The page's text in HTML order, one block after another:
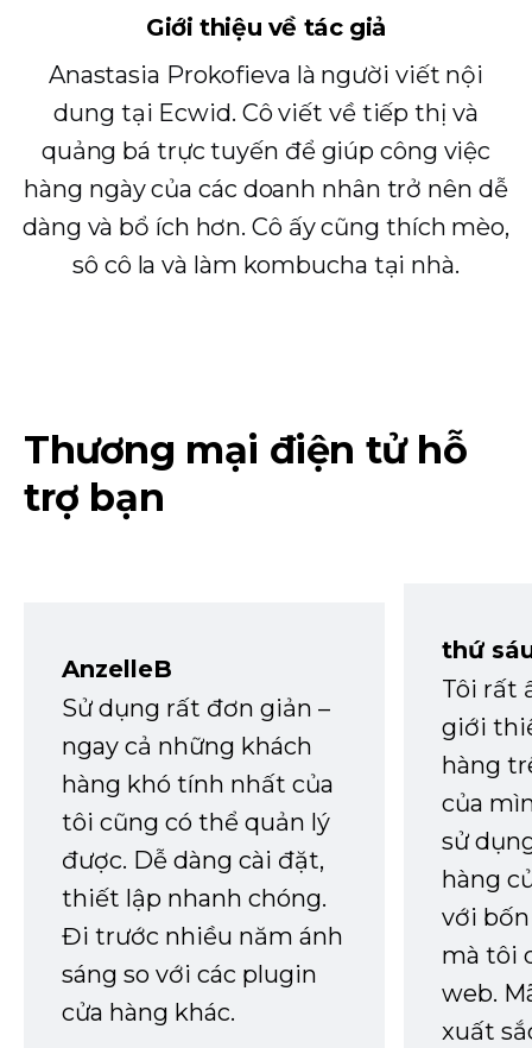
Giới thiệu về tác giả
Anastasia Prokofieva là người viết nội
dung tại Ecwid. Cô viết về tiếp thị và
quảng bá trực tuyến để giúp công việc
hàng ngày của các doanh nhân trở nên dễ
dàng và bổ ích hơn. Cô ấy cũng thích mèo,
sô cô la và làm kombucha tại nhà.
Thương mại điện tử hỗ
trợ bạn
AnzelleB
Sử dụng rất đơn giản –
ngay cả những khách
hàng khó tính nhất của
tôi cũng có thể quản lý
được. Dễ dàng cài đặt,
thiết lập nhanh chóng.
Đi trước nhiều năm ánh
sáng so với các plugin
cửa hàng khác.
thứ
Tôi rất
giới
hàng
của
sử
hàng
với
mà tôi
web.
xuất